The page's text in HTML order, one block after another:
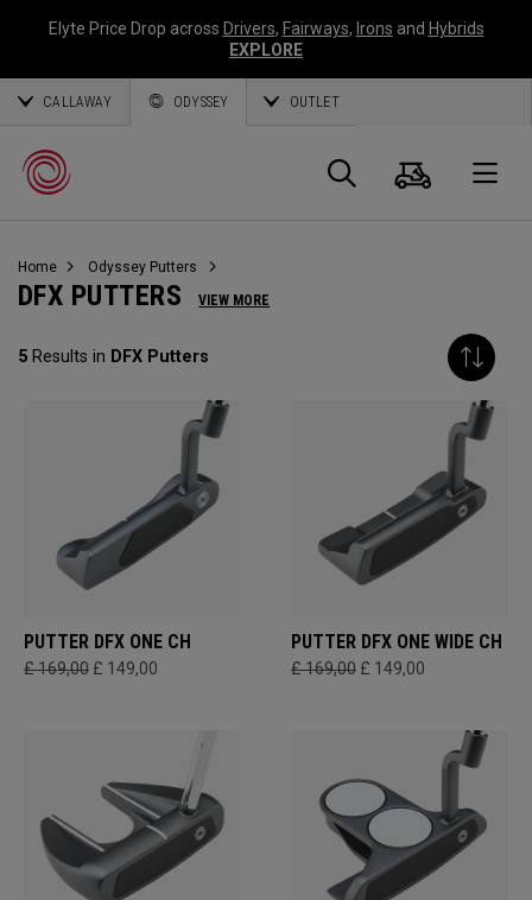
Elyte Price Drop across Drivers, Fairways, Irons and Hybrids
EXPLORE
CALLAWAY ODYSSEY OUTLET
Callaway
Golf
Panier
Home Odyssey Putters
DFX PUTTERS VIEW MORE
5 Results in DFX Putters
PUTTER DFX ONE CH
£ 169,00 £ 149,00
PUTTER DFX ONE WIDE CH
£ 169,00 £ 149,00